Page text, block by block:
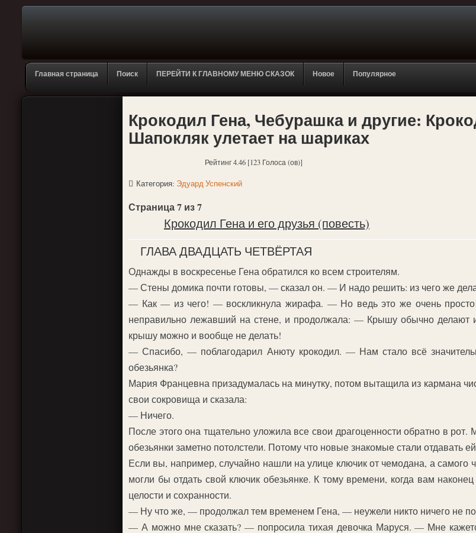
Главная страница Поиск ПЕРЕЙТИ К ГЛАВНОМУ МЕНЮ СКАЗОК Новое Популярное
Крокодил Гена, Чебурашка и другие:
Шапокляк улетает на шариках
Рейтинг 4.46 [123 Голоса (ов)]
Категория: Эдуард Успенский
Страница 7 из 7
Крокодил Гена и его друзья (повесть)
ГЛАВА ДВАДЦАТЬ ЧЕТВЁРТАЯ
Однажды в воскресенье Гена обратился ко всем строителям.
— Стены домика почти готовы, — сказал он. — И надо решить: из чего же
— Как — из чего! — воскликнула жирафа. — Но ведь это же очень
неправильно лежавший на стене, и продолжала: — Крышу обычно делают
крышу можно и вообще не делать!
— Спасибо, — поблагодарил Анюту крокодил. — Нам стало всё
обезьянка?
Мария Францевна призадумалась на минутку, потом вытащила из кармана
свои сокровища и сказала:
— Ничего.
После этого она тщательно уложила все свои драгоценности обратно в
обезьянки заметно потолстели. Потому что новые знакомые стали отдавать
Если вы, например, случайно нашли на улице ключик от чемодана, а
могли бы отдать свой ключик обезьянке. К тому времени, когда вам
целости и сохранности.
— Ну что же, — продолжал тем временем Гена, — неужели никто ничего не
— А можно мне сказать? — попросила тихая девочка Маруся. — Мне